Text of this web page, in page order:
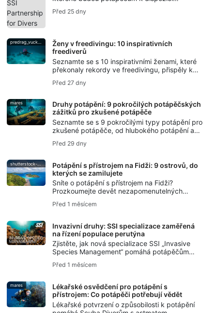
Insta360, workshopy, kampaně pro tvůrce
Před 25 dny
predrag_vuckovic
Ženy v freedivingu: 10 inspirativních
freediverů
Seznamte se s 10 inspirativními ženami, které
překonaly rekordy ve freedivingu, přispěly k
udržely tradice zadržení dechu při životě.
Před 27 dny
mares
Druhy potápění: 9 pokročilých potápěčských
zážitků pro zkušené potápěče
Seznamte se s 9 pokročilými typy potápění pro
zkušené potápěče, od hlubokého potápění a
noční, ledové a rebreatherové potápění a
Před 29 dny
shutterstock-bell-davey-photography
Potápění s přístrojem na Fidži: 9 ostrovů, do
kterých se zamilujete
Sníte o potápění s přístrojem na Fidži?
Prozkoumejte devět nezapomenutelných
až po světově proslulé potápění s žraloky
Před 1 měsícem
Invazivní druhy: SSI specializace zaměřená
na řízení populace perutýna
Zjistěte, jak nová specializace SSI „Invasive
Species Management“ pomáhá potápěčům
porozumět invazivním druhům, zodpovědně
zacházet s rybou perutýnem a chránit místní
Před 1 měsícem
mares
Lékařské osvědčení pro potápění s
přístrojem: Co potápěči potřebují vědět
Lékařské potvrzení o způsobilosti k potápění